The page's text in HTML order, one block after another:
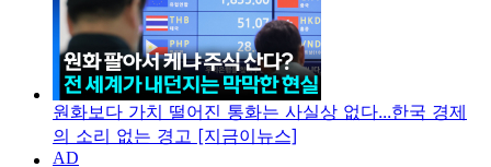
원화보다 가치 떨어진 통화는 사실상 없다...한국 경제
의 소리 없는 경고 [지금이뉴스]